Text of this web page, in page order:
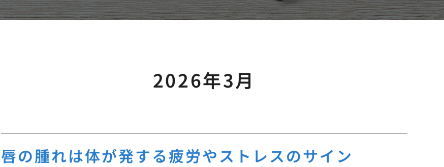
2026年3月
唇の腫れは体が発する疲労やストレスのサイン